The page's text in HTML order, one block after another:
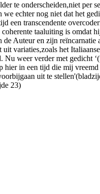
te onderscheiden,niet
echter nog niet dat het
een transcendente
taaluiting is
Auteur en zijn
variaties,zoals het
weer verder met
hier in een tijd die mij
uit te
23)